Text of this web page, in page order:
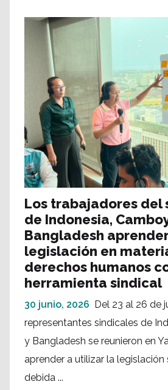
Los trabajadores del
de Indonesia,
Bangladesh
legislación en
derechos humanos
herramienta sindical
30 junio, 2026
Del 23 al 26 de
representantes sindicales de
y Bangladesh se reunieron en
aprender a utilizar la
debida ...